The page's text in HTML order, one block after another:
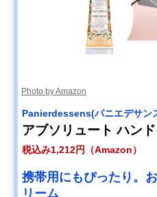
Photo by Amazon
Panierdessens(パニエデサン
アブソリュート ハン
税込み1,212円（Amazon）
携帯用にもぴったり。
リーム